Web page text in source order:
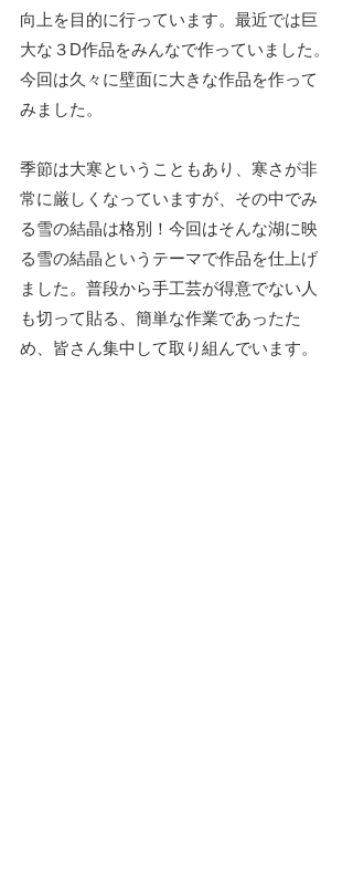
向上を目的に行っています。最近では巨
大な３D作品をみんなで作っていました。
今回は久々に壁面に大きな作品を作って
みました。
季節は大寒ということもあり、寒さが非
常に厳しくなっていますが、その中でみ
る雪の結晶は格別！今回はそんな湖に映
る雪の結晶というテーマで作品を仕上げ
ました。普段から手工芸が得意でない人
も切って貼る、簡単な作業であったた
め、皆さん集中して取り組んでいます。